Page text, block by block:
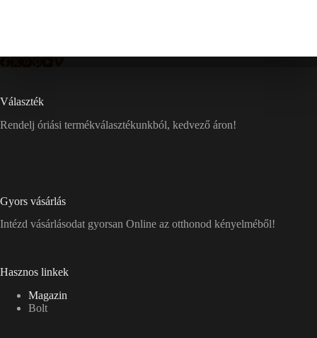
Választék
Rendelj óriási termékválasztékunkból, kedvező áron!
Gyors vásárlás
Intézd vásárlásodat gyorsan Online az otthonod kényelméből!
Hasznos linkek
Magazin
Bolt